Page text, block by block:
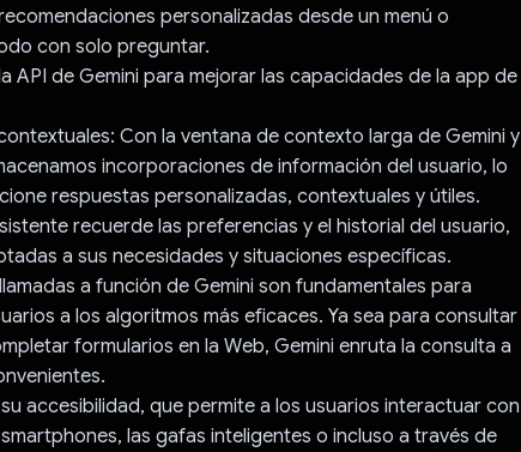
personalizadas desde un menú o
con solo preguntar.
API de Gemini para mejorar las capacidades de la app de
Con la ventana de contexto larga de Gemini y
incorporaciones de información del usuario, lo
respuestas personalizadas, contextuales y útiles.
recuerde las preferencias y el historial del usuario,
a sus necesidades y situaciones específicas.
a función de Gemini son fundamentales para
a los algoritmos más eficaces. Ya sea para consultar
formularios en la Web, Gemini enruta la consulta a
accesibilidad, que permite a los usuarios interactuar con
las gafas inteligentes o incluso a través de